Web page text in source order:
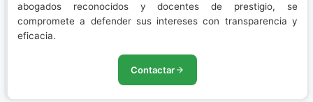
abogados reconocidos y docentes de prestigio, se
compromete a defender sus intereses con transparencia y
eficacia.
Contactar